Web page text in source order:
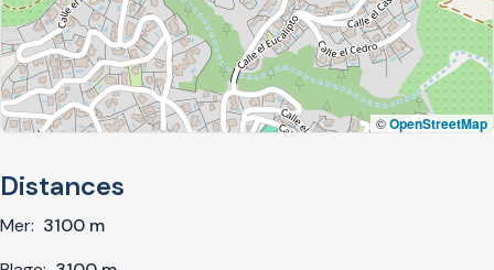
©OpenStreetMap
Distances
Mer: 3100 m